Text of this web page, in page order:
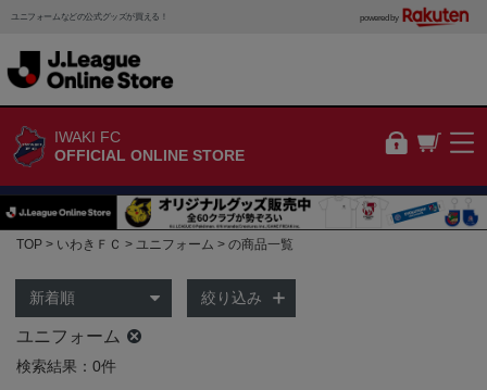
ユニフォームなどの公式グッズが買える！ powered by
IWAKI FC
OFFICIAL ONLINE STORE
TOP いわきＦＣ ユニフォーム の商品一覧
絞り込み
ユニフォーム
検索結果：0件